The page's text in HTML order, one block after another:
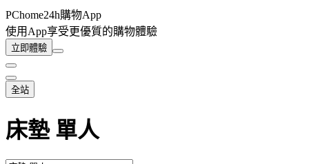
PChome24h購物App
使用App享受更優質的購物體驗
立即體驗
全站
床墊 單人